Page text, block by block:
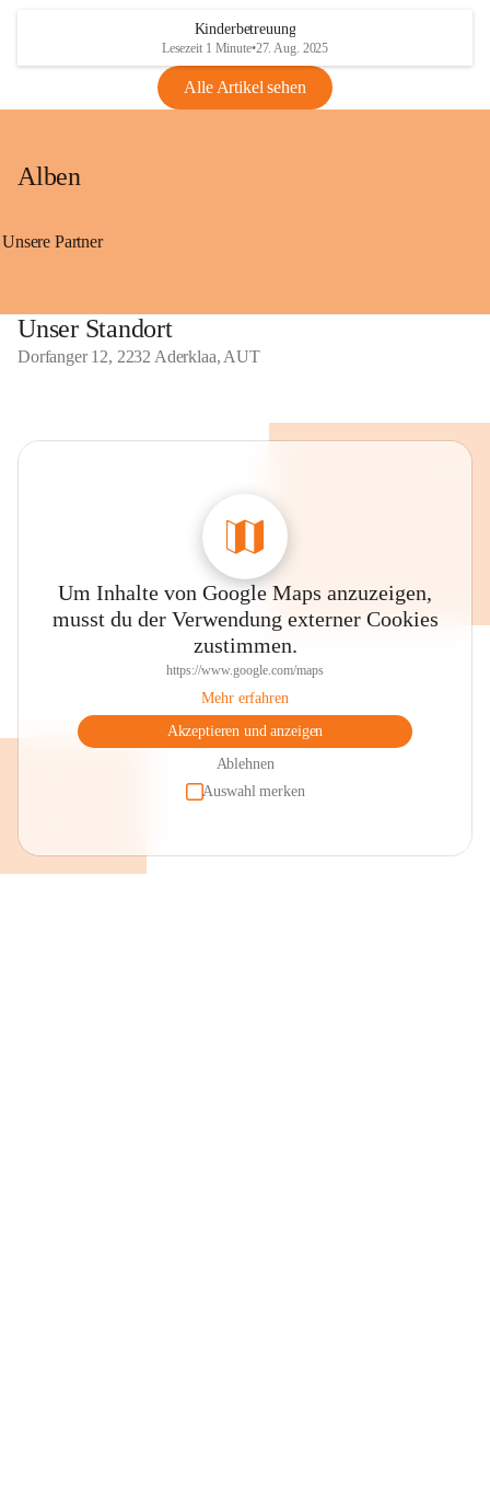
Kinderbetreuung
Lesezeit 1 Minute•27. Aug. 2025
Alle Artikel sehen
Alben
Unsere Partner
Unser Standort
Dorfanger 12, 2232 Aderklaa, AUT
Um Inhalte von Google Maps anzuzeigen,
musst du der Verwendung externer Cookies
zustimmen.
https://www.google.com/maps
Mehr erfahren
Akzeptieren und anzeigen
Ablehnen
Auswahl merken